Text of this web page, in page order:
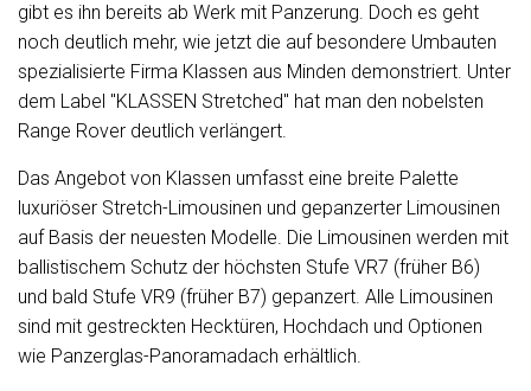
Scheinwerfer BiXenon
Scheinwerfer Nebel
Scheinwerfer Xenon
Scheinwerferreinigung
Schiebedach
Servolenkung
Sitz m. Memory-Funktion
Sitze vorn elektrisch verstellbar
Sitzheizung Fahrersitz
gibt es ihn bereits ab Werk mit Panzerung. Doch es geht
noch deutlich mehr, wie jetzt die auf besondere Umbauten
spezialisierte Firma Klassen aus Minden demonstriert. Unter
dem Label "KLASSEN Stretched" hat man den nobelsten
Range Rover deutlich verlängert.
Das Angebot von Klassen umfasst eine breite Palette
luxuriöser Stretch-Limousinen und gepanzerter Limousinen
auf Basis der neuesten Modelle. Die Limousinen werden mit
ballistischem Schutz der höchsten Stufe VR7 (früher B6)
und bald Stufe VR9 (früher B7) gepanzert. Alle Limousinen
sind mit gestreckten Hecktüren, Hochdach und Optionen
wie Panzerglas-Panoramadach erhältlich.